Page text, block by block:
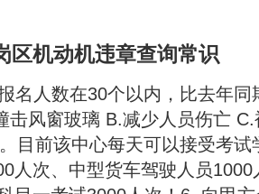
区机动机违章查询常识
名人数在30个以内，比去年
击风窗玻璃 B.减少人员伤亡
目前该中心每天可以接受考
人次、中型货车驾驶人员